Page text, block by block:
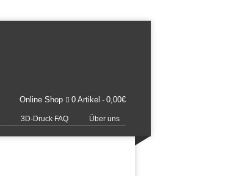
Online Shop 0 Artikel 0,00€
3D-Druck FAQ Über uns